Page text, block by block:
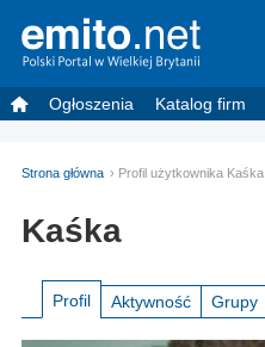
Ogłoszenia Katalog firm
Strona główna Profil użytkownika Kaśka
Kaśka
Profil Aktywność Grupy